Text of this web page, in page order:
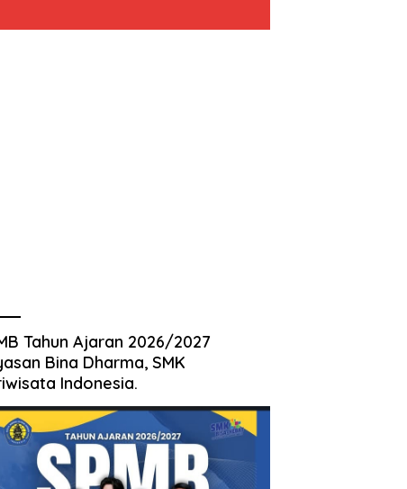
Tahun Ajaran 2026/2027
Bina Dharma, SMK
Indonesia.